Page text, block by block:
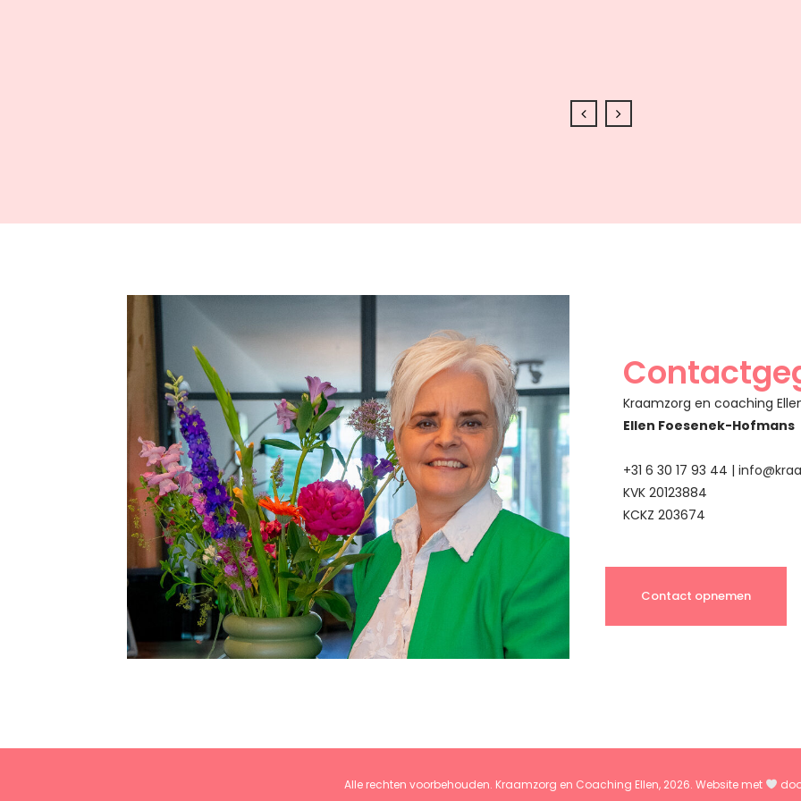
Kraamzorg en coaching
Ellen Foesenek-Hofmans
+31 6 30 17 93 44 |
KVK 20123884
KCKZ 203674
Contact opnemen
Alle rechten voorbehouden. Kraamzorg en Coaching Ellen, 2026. Website met